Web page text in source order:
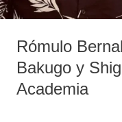
Rómulo
Bakugo y
Academia
My
Academia